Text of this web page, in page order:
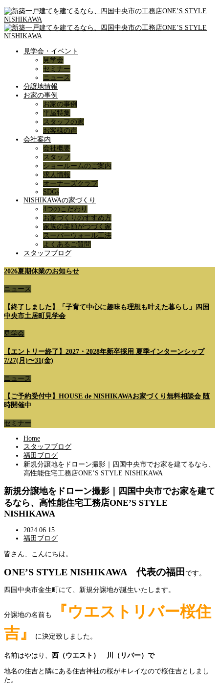
見学会・イベント
見学会
セミナー
ニュース
分譲地情報
お家の事例
お家の事例
平屋特集
スタッフの家
お客様の声
会社案内
会社概要
スタッフ
ショールームのご案内
求人情報
オーナーズクラブ
SDGs
NISHIKAWAの家づくり
4つのこだわり
お家づくりのすすめ方
家族の笑顔がつづく家
スーパーウォール工法
よくあるご質問
スタッフブログ
2026夏期休業のお知らせ
ニュース
【終了しました】「子育て中心に趣味も理想も叶えた暮らし」四国
中央市土居町見学会
見学会
【エントリー終了】2027・2028年新卒採用 夏季インターンシップ
7/27(月)〜31(金)
ニュース
【ご予約受付中】HOUSE de NISHIKAWAお家づくり無料相談会 随
時開催中
セミナー
Home
スタッフブログ
福田ブログ
新規分譲地をドローン撮影｜四国中央市でお家を建てるなら、
高性能住宅工務店ONE’S STYLE NISHIKAWA
新規分譲地をドローン撮影｜四国中央市でお家を建て
るなら、高性能住宅工務店ONE’S STYLE
NISHIKAWA
2024.06.15
福田ブログ
皆さん、こんにちは。
ONE’S STYLE NISHIKAWA 代表の福田 です。
四国中央市金生町にて、新規分譲地が誕生いたします。
分譲地の名前も
『ウエストリバー桜住
吉』
に決定致しました。
名前はやはり、 西（ウエスト） 川（リバー）で
地名の住吉と隣にある住吉神社の桜がキレイなので桜住吉としまし
た。